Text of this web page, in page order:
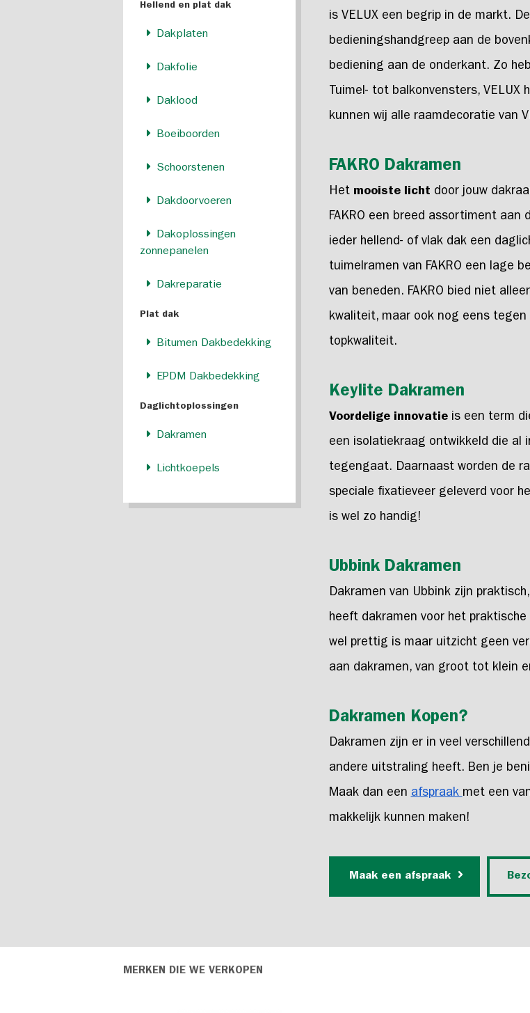
is VELUX een begrip in de markt.
bedieningshandgreep aan de
bediening aan de onderkant. Zo
Tuimel- tot balkonvensters,
kunnen wij alle raamdecoratie van
FAKRO Dakramen
Het mooiste licht door jouw
FAKRO een breed assortiment aan
ieder hellend- of vlak dak een
tuimelramen van FAKRO een lage
van beneden. FAKRO bied niet
kwaliteit, maar ook nog eens
topkwaliteit.
Keylite Dakramen
Voordelige innovatieis een term
een isolatiekraag ontwikkeld die al
tegengaat. Daarnaast worden de
speciale fixatieveer geleverd voor
is wel zo handig!
Ubbink Dakramen
Dakramen van Ubbink zijn
heeft dakramen voor het
wel prettig is maar uitzicht geen
aan dakramen, van groot tot klein
Dakramen Kopen?
Dakramen zijn er in veel
andere uitstraling heeft. Ben je
Maak dan eenafspraakmet een
makkelijk kunnen maken!
Maak een afspraak
Hellend en plat dak
Dakplaten
Dakfolie
Daklood
Boeiboorden
Schoorstenen
Dakdoorvoeren
Dakoplossingen
zonnepanelen
Dakreparatie
Plat dak
Bitumen Dakbedekking
EPDM Dakbedekking
Daglichtoplossingen
Dakramen
Lichtkoepels
MERKEN DIE WE VERKOPEN